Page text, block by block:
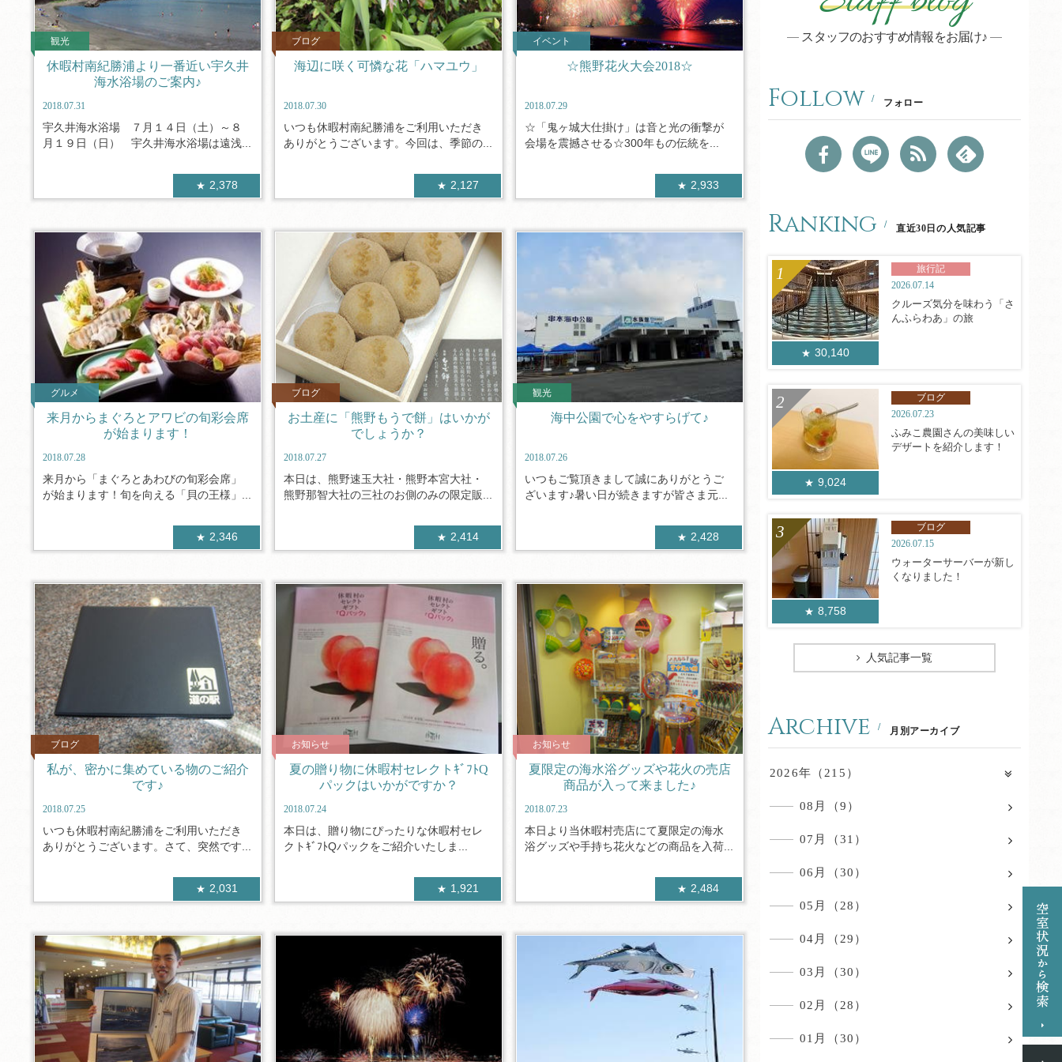
観光
休暇村南紀勝浦より一番近い宇久井
海水浴場のご案内♪
2018.07.31
宇久井海水浴場 ７月１４日（土）～８
月１９日（日） 宇久井海水浴場は遠浅...
2,378
ブログ
海辺に咲く可憐な花「ハマユウ」
2018.07.30
いつも休暇村南紀勝浦をご利用いただき
ありがとうございます。今回は、季節の...
2,127
イベント
☆熊野花火大会2018☆
2018.07.29
☆「鬼ヶ城大仕掛け」は音と光の衝撃が
会場を震撼させる☆300年もの伝統を...
2,933
グルメ
来月からまぐろとアワビの旬彩会席
が始まります！
2018.07.28
来月から「まぐろとあわびの旬彩会席」
が始まります！旬を向える「貝の王様」...
2,346
ブログ
お土産に「熊野もうで餅」はいかが
でしょうか？
2018.07.27
本日は、熊野速玉大社・熊野本宮大社・
熊野那智大社の三社のお側のみの限定販...
2,414
観光
海中公園で心をやすらげて♪
2018.07.26
いつもご覧頂きまして誠にありがとうご
ざいます♪暑い日が続きますが皆さま元...
2,428
ブログ
私が、密かに集めている物のご紹介
です♪
2018.07.25
いつも休暇村南紀勝浦をご利用いただき
ありがとうございます。さて、突然です...
2,031
お知らせ
夏の贈り物に休暇村セレクトｷﾞﾌﾄQ
パックはいかがですか？
2018.07.24
本日は、贈り物にぴったりな休暇村セレ
クトｷﾞﾌﾄQパックをご紹介いたしま...
1,921
お知らせ
夏限定の海水浴グッズや花火の売店
商品が入って来ました♪
2018.07.23
本日より当休暇村売店にて夏限定の海水
浴グッズや手持ち花火などの商品を入荷...
2,484
スタッフのおすすめ情報をお届け♪
Follow フォロー
Ranking 直近30日の人気記事
30,140
旅行記
2026.07.14
クルーズ気分を味わう「さ
んふらわあ」の旅
9,024
ブログ
2026.07.23
ふみこ農園さんの美味しい
デザートを紹介します！
8,758
ブログ
2026.07.15
ウォーターサーバーが新し
くなりました！
人気記事一覧
Archive 月別アーカイブ
2026年（215）
08月（9）
07月（31）
06月（30）
05月（28）
04月（29）
03月（30）
02月（28）
01月（30）